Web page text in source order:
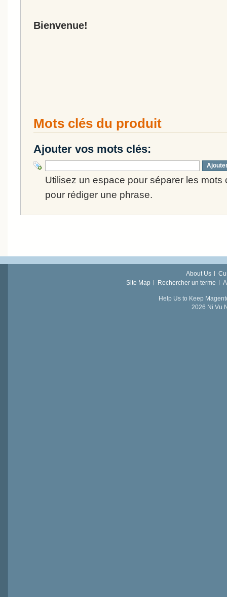
Bienvenue!
Mots clés du produit
Ajouter vos mots clés:
Utilisez un espace pour séparer les mots
pour rédiger une phrase.
About Us
Site Map
Rechercher un terme
Help Us to Keep
2026 Ni Vu